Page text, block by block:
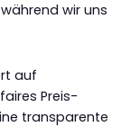
wir uns
auf
Preis-
transparente